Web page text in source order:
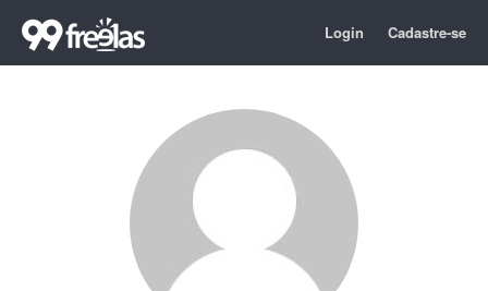
Login Cadastre-se